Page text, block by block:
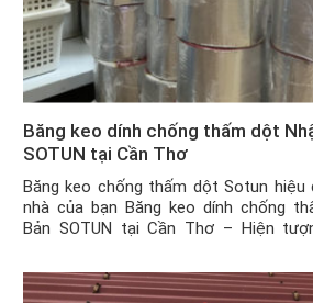
Băng keo dính chống thấm dột
SOTUN tại Cần Thơ
Băng keo chống thấm dột Sotun hiệu
nhà của bạn Băng keo dính chống
Bản SOTUN tại Cần Thơ – Hiện
nói chung và tại Cần Thơ nói riêng.
tình […]